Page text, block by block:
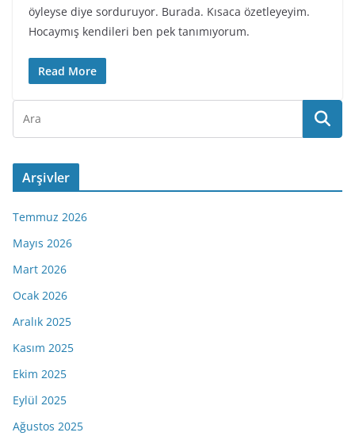
öyleyse diye sorduruyor. Burada. Kısaca özetleyeyim.
Hocaymış kendileri ben pek tanımıyorum.
Read More
Arşivler
Temmuz 2026
Mayıs 2026
Mart 2026
Ocak 2026
Aralık 2025
Kasım 2025
Ekim 2025
Eylül 2025
Ağustos 2025